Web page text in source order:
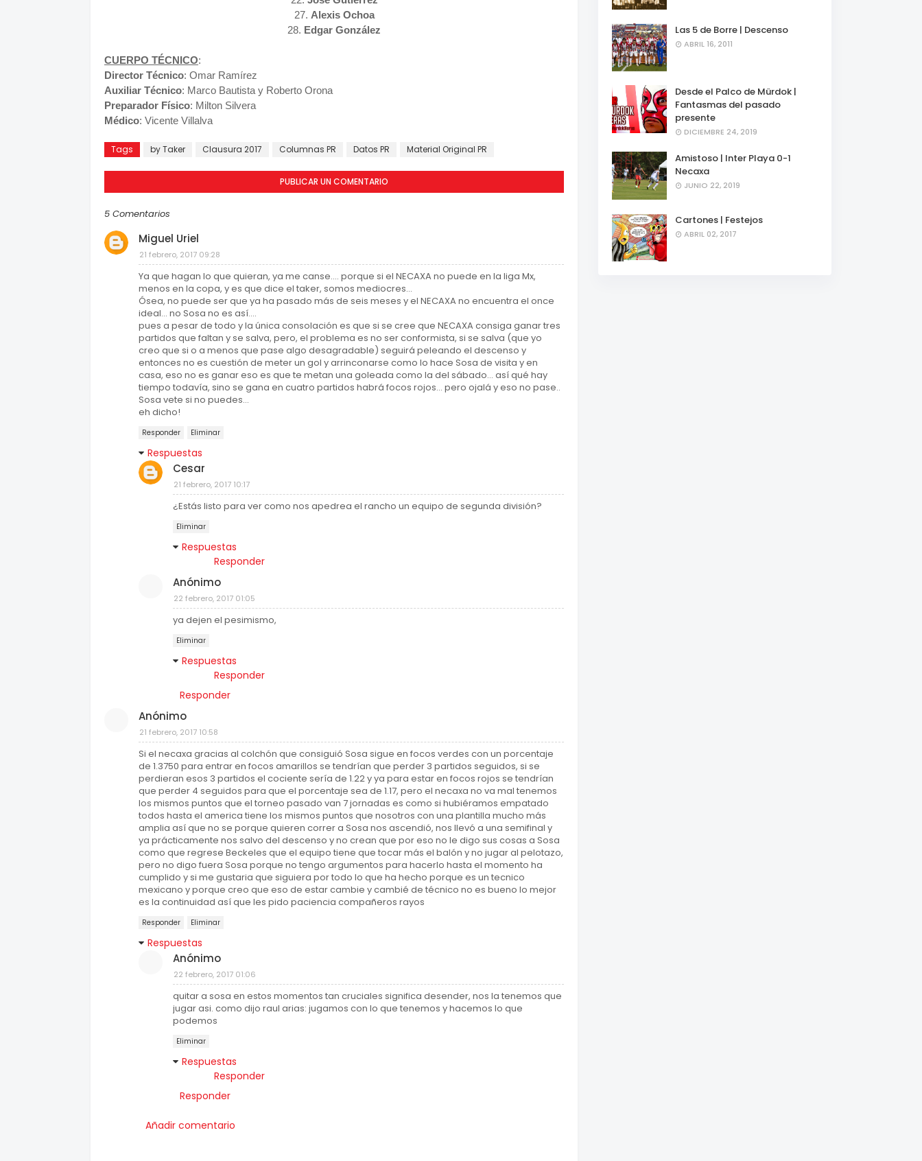
27. Alexis Ochoa
28. Edgar González
CUERPO TÉCNICO:
Director Técnico: Omar Ramírez
Auxiliar Técnico: Marco Bautista y Roberto Orona
Preparador Físico: Milton Silvera
Médico: Vicente Villalva
Tags by Taker Clausura 2017 Columnas PR Datos PR Material Original PR
PUBLICAR UN COMENTARIO
5 Comentarios
Miguel Uriel
21 febrero, 2017 09:28
Ya que hagan lo que quieran, ya me canse.... porque si el NECAXA no puede en la liga Mx,
menos en la copa, y es que dice el taker, somos mediocres...
Ósea, no puede ser que ya ha pasado más de seis meses y el NECAXA no encuentra el once
ideal... no Sosa no es así....
pues a pesar de todo y la única consolación es que si se cree que NECAXA consiga ganar tres
partidos que faltan y se salva, pero, el problema es no ser conformista, si se salva (que yo
creo que si o a menos que pase algo desagradable) seguirá peleando el descenso y
entonces no es cuestión de meter un gol y arrinconarse como lo hace Sosa de visita y en
casa, eso no es ganar eso es que te metan una goleada como la del sábado... así qué hay
tiempo todavía, sino se gana en cuatro partidos habrá focos rojos... pero ojalá y eso no pase..
Sosa vete si no puedes...
eh dicho!
Responder Eliminar
Respuestas
Cesar
21 febrero, 2017 10:17
¿Estás listo para ver como nos apedrea el rancho un equipo de segunda división?
Eliminar
Respuestas
Responder
Anónimo
22 febrero, 2017 01:05
ya dejen el pesimismo,
Eliminar
Respuestas
Responder
Responder
Anónimo
21 febrero, 2017 10:58
Si el necaxa gracias al colchón que consiguió Sosa sigue en focos verdes con un porcentaje
de 1.3750 para entrar en focos amarillos se tendrían que perder 3 partidos seguidos, si se
perdieran esos 3 partidos el cociente sería de 1.22 y ya para estar en focos rojos se tendrían
que perder 4 seguidos para que el porcentaje sea de 1.17, pero el necaxa no va mal tenemos
los mismos puntos que el torneo pasado van 7 jornadas es como si hubiéramos empatado
todos hasta el america tiene los mismos puntos que nosotros con una plantilla mucho más
amplia así que no se porque quieren correr a Sosa nos ascendió, nos llevó a una semifinal y
ya prácticamente nos salvo del descenso y no crean que por eso no le digo sus cosas a Sosa
como que regrese Beckeles que el equipo tiene que tocar más el balón y no jugar al pelotazo,
pero no digo fuera Sosa porque no tengo argumentos para hacerlo hasta el momento ha
cumplido y si me gustaria que siguiera por todo lo que ha hecho porque es un tecnico
mexicano y porque creo que eso de estar cambie y cambié de técnico no es bueno lo mejor
es la continuidad así que les pido paciencia compañeros rayos
Responder Eliminar
Respuestas
Anónimo
22 febrero, 2017 01:06
quitar a sosa en estos momentos tan cruciales significa desender, nos la tenemos que
jugar asi. como dijo raul arias: jugamos con lo que tenemos y hacemos lo que
podemos
Eliminar
Respuestas
Responder
Responder
Añadir comentario
Las 5 de Borre | Descenso
ABRIL 16, 2011
Desde el Palco de Mürdok |
Fantasmas del pasado
presente
DICIEMBRE 24, 2019
Amistoso | Inter Playa 0-1
Necaxa
JUNIO 22, 2019
Cartones | Festejos
ABRIL 02, 2017